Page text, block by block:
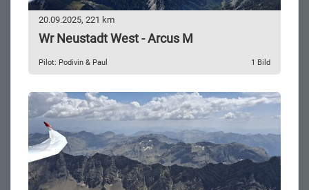
20.09.2025, 221 km
Wr Neustadt West - Arcus M
Pilot: Podivin & Paul 1 Bild